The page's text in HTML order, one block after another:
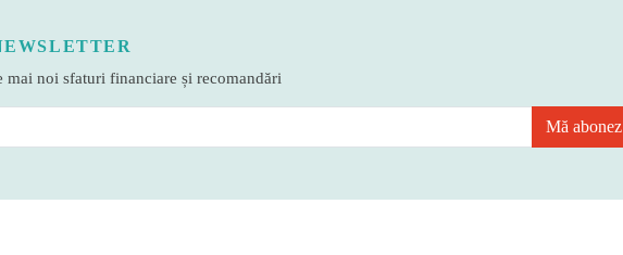
mai noi sfaturi financiare și recomandări
Mă abonez